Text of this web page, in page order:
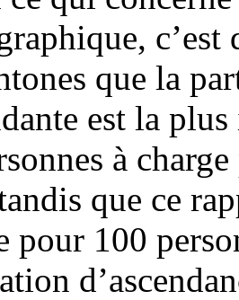
que la
est la
à
que ce
pour 100